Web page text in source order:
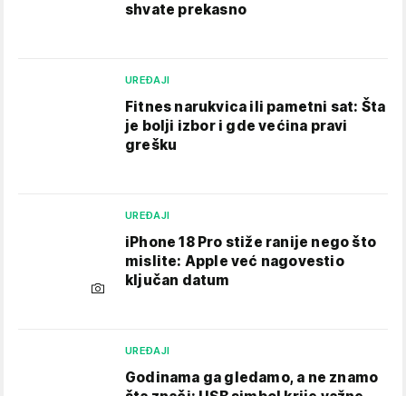
shvate prekasno
UREĐAJI
Fitnes narukvica ili pametni sat: Šta
je bolji izbor i gde većina pravi
grešku
UREĐAJI
iPhone 18 Pro stiže ranije nego što
mislite: Apple već nagovestio
ključan datum
UREĐAJI
Godinama ga gledamo, a ne znamo